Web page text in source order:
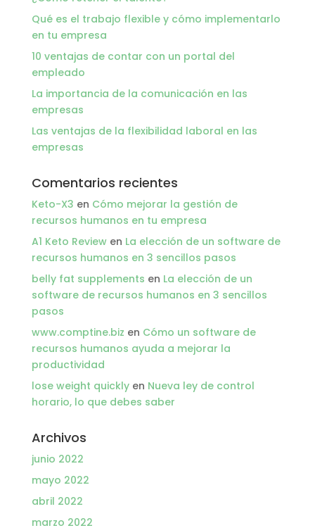
Qué es el trabajo flexible y cómo implementarlo
en tu empresa
10 ventajas de contar con un portal del
empleado
La importancia de la comunicación en las
empresas
Las ventajas de la flexibilidad laboral en las
empresas
Comentarios recientes
Keto-X3 en Cómo mejorar la gestión de
recursos humanos en tu empresa
A1 Keto Reviewen La elección de un software de
recursos humanos en 3 sencillos pasos
belly fat supplements en La elección de un
software de recursos humanos en 3 sencillos
pasos
www.comptine.biz en Cómo un software de
recursos humanos ayuda a mejorar la
productividad
lose weight quicklyen Nueva ley de control
horario, lo que debes saber
Archivos
junio 2022
mayo 2022
abril 2022
marzo 2022